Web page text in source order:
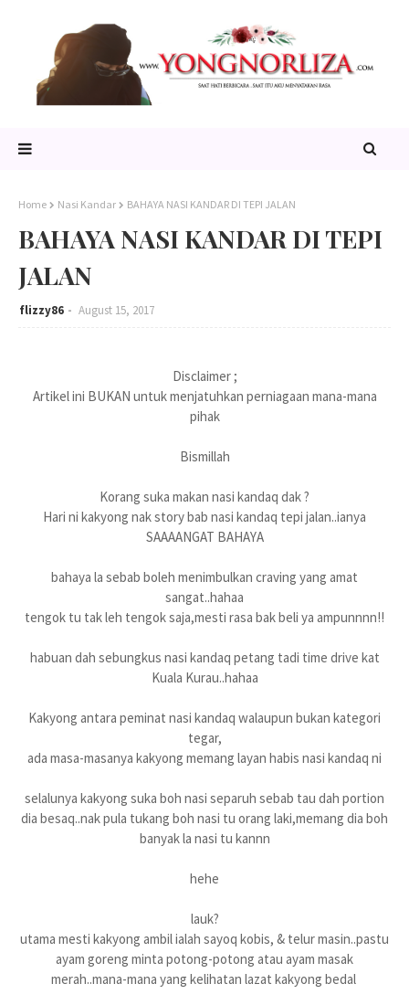
Home Nasi Kandar BAHAYA NASI KANDAR DI TEPI JALAN
BAHAYA NASI KANDAR DI TEPI
JALAN
flizzy86 August 15, 2017
Disclaimer ;
Artikel ini BUKAN untuk menjatuhkan perniagaan mana-mana
pihak
Bismillah
Korang suka makan nasi kandaq dak ?
Hari ni kakyong nak story bab nasi kandaq tepi jalan..ianya
SAAAANGAT BAHAYA
bahaya la sebab boleh menimbulkan craving yang amat
sangat..hahaa
tengok tu tak leh tengok saja,mesti rasa bak beli ya ampunnnn!!
habuan dah sebungkus nasi kandaq petang tadi time drive kat
Kuala Kurau..hahaa
Kakyong antara peminat nasi kandaq walaupun bukan kategori
tegar,
ada masa-masanya kakyong memang layan habis nasi kandaq ni
selalunya kakyong suka boh nasi separuh sebab tau dah portion
dia besaq..nak pula tukang boh nasi tu orang laki,memang dia boh
banyak la nasi tu kannn
hehe
lauk?
utama mesti kakyong ambil ialah sayoq kobis, & telur masin..pastu
ayam goreng minta potong-potong atau ayam masak
merah..mana-mana yang kelihatan lazat kakyong bedal